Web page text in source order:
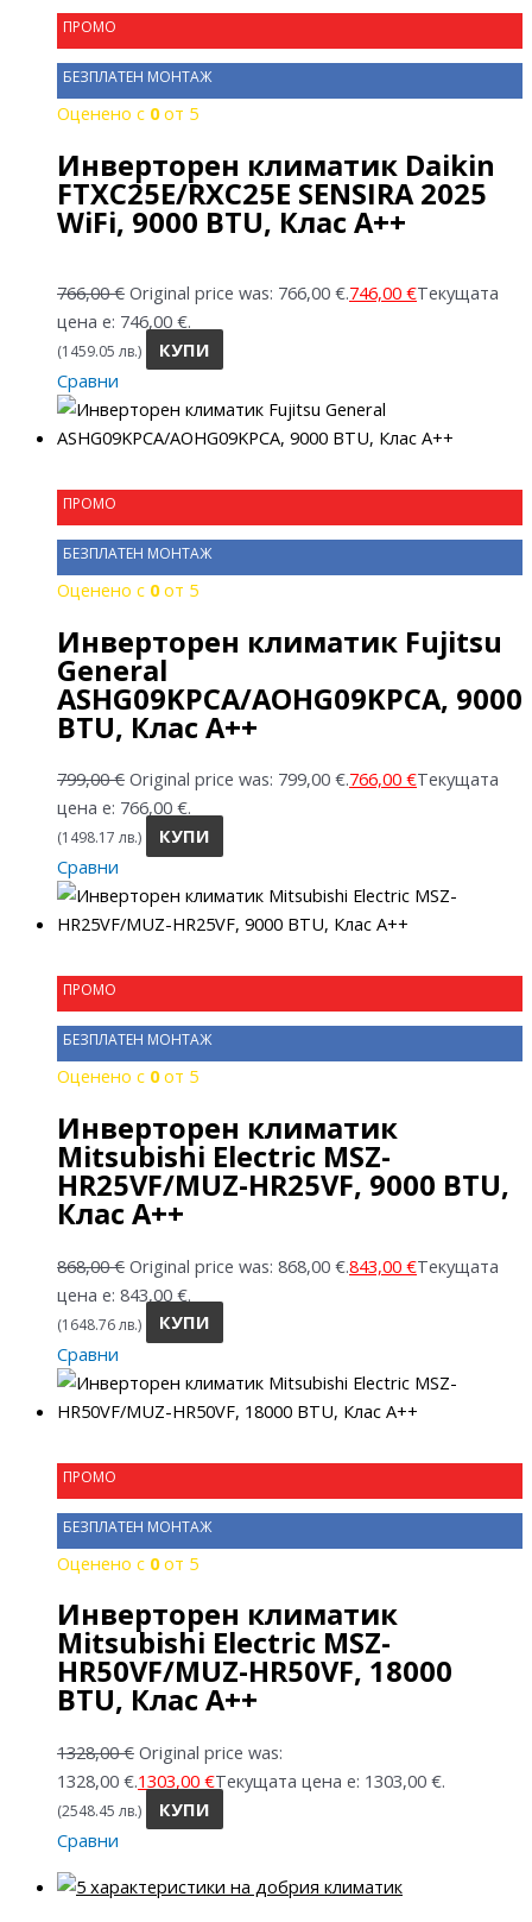
ПРОМО
БЕЗПЛАТЕН МОНТАЖ
Оценено с 0от 5
Инверторен климатик Daikin
FTXC25E/RXC25E SENSIRA 2025
WiFi, 9000 BTU, Клас A++
766,00€ Original price was: 766,00 €.746,00 €Текущата
цена е: 746,00 €.
(1459.05 лв.)
КУПИ
Сравни
ПРОМО
БЕЗПЛАТЕН МОНТАЖ
Оценено с 0от 5
Инверторен климатик Fujitsu
General
ASHG09KPCA/AOHG09KPCA, 9000
BTU, Клас A++
799,00€ Original price was: 799,00 €.766,00 €Текущата
цена е: 766,00 €.
(1498.17 лв.)
КУПИ
Сравни
ПРОМО
БЕЗПЛАТЕН МОНТАЖ
Оценено с 0от 5
Инверторен климатик
Mitsubishi Electric MSZ-
HR25VF/MUZ-HR25VF, 9000 BTU,
Клас A++
868,00€ Original price was: 868,00 €.843,00 €Текущата
цена е: 843,00 €.
(1648.76 лв.)
КУПИ
Сравни
ПРОМО
БЕЗПЛАТЕН МОНТАЖ
Оценено с 0от 5
Инверторен климатик
Mitsubishi Electric MSZ-
HR50VF/MUZ-HR50VF, 18000
BTU, Клас A++
1328,00€ Original price was:
1328,00 €.1303,00 €Текущата цена е: 1303,00 €.
(2548.45 лв.)
КУПИ
Сравни